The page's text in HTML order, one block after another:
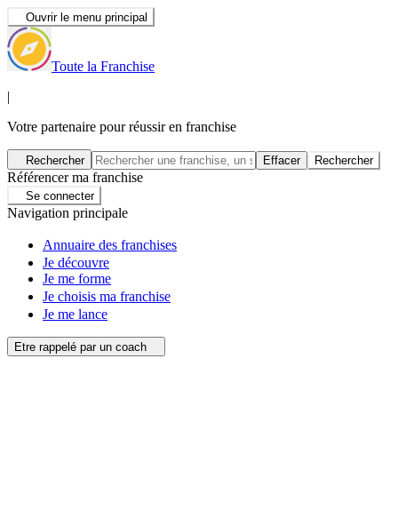
Ouvrir le menu principal
Toute la Franchise
|
Votre partenaire pour réussir en franchise
Rechercher Effacer Rechercher
Référencer ma franchise
Se connecter
Navigation principale
Annuaire des franchises
Je découvre
Je me forme
Je choisis ma franchise
Je me lance
Etre rappelé par un coach